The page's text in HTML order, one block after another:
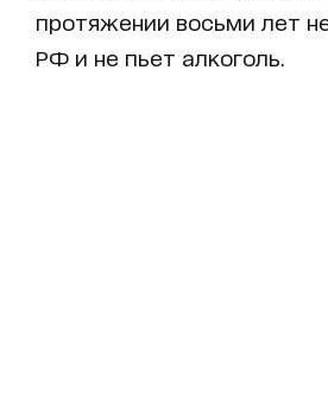
протяжении восьми лет
РФ и не пьет алкоголь.